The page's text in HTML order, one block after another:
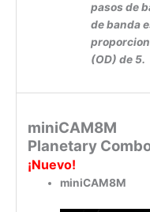
pasos de
de banda
(OD) de 5.
miniCAM8M
Planetary
¡Nuevo!
miniCAM8M